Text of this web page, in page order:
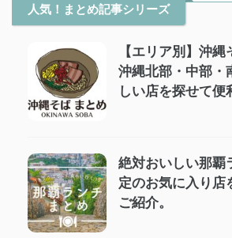
人気！まとめ記事シリーズ
【エリア別】沖縄
沖縄北部・中部・
しい店を探せて便
絶対おいしい那覇
定のお気に入り店
ご紹介。